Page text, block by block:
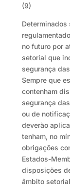
(9)
Determinados
no futuro por
setorial que
segurança
Sempre que
contenham
segurança
ou de
deverão
tenham, no
obrigações
Estados-
disposições
âmbito